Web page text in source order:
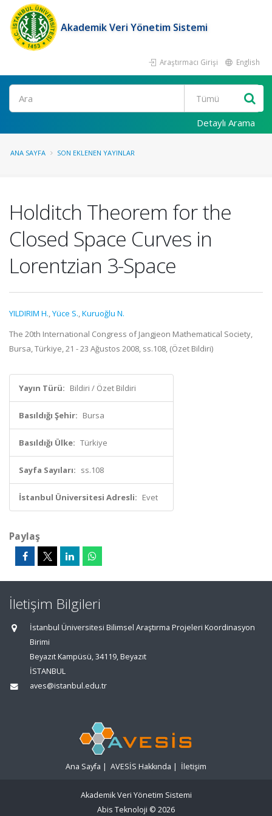
Akademik Veri Yönetim Sistemi
Araştırmacı Girişi English
Ara
Detaylı Arama
ANA SAYFA SON EKLENEN YAYINLAR
Holditch Theorem for the
Closed Space Curves in
Lorentzian 3-Space
YILDIRIM H.,Yüce S.,Kuruoğlu N.
The 20th International Congress of Jangjeon Mathematical Society,
Bursa, Türkiye, 21 - 23 Ağustos 2008, ss.108, (Özet Bildiri)
Yayın Türü: Bildiri / Özet Bildiri
Basıldığı Şehir: Bursa
Basıldığı Ülke: Türkiye
Sayfa Sayıları: ss.108
İstanbul Üniversitesi Adresli: Evet
Paylaş
İletişim Bilgileri
İstanbul Üniversitesi Bilimsel Araştırma Projeleri Koordinasyon
Birimi
Beyazıt Kampüsü, 34119, Beyazıt
İSTANBUL
aves@istanbul.edu.tr
Ana Sayfa | AVESİS Hakkında | İletişim
Akademik Veri Yönetim Sistemi
Abis Teknoloji © 2026